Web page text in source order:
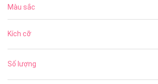
Màu sắc
Kích cỡ
Số lượng